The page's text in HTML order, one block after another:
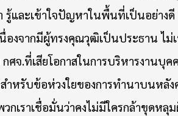
รู้และเข้าใจปัญหาในพื้นที่เป็นอย่างดี
องจากมีผู้ทรงคุณวุฒิเป็นประธาน ไม่
ศจ.ที่เสียโอกาสในการบริหารงานบุค
ำหรับข้อห่วงใยของการทำนาบนหลั
กเราเชื่อมั่นว่าคงไม่มีใครกล้าขุดหลุ